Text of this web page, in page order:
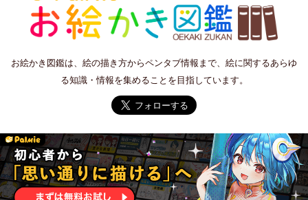
お絵かき図鑑は、絵の描き方からペンタブ情報まで、絵に関するあらゆ
る知識・情報を集めることを目指しています。